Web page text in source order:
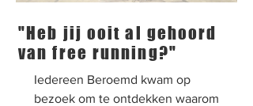
"Heb jij ooit al gehoord
van free running?"
Iedereen Beroemd kwam op
bezoek om te ontdekken waarom